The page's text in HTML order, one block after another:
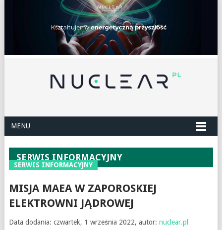
MENU
SERWIS INFORMACYJNY
MISJA MAEA W ZAPOROSKIEJ
ELEKTROWNI JĄDROWEJ
Data dodania: czwartek, 1 września 2022, autor: nuclear.pl
SERWIS INFORMACYJNY